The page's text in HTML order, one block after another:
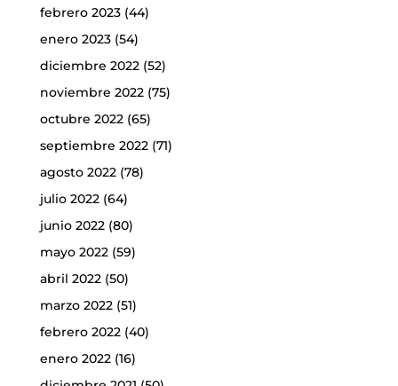
febrero 2023(44)
enero 2023(54)
diciembre 2022(52)
noviembre 2022(75)
octubre 2022(65)
septiembre 2022(71)
agosto 2022(78)
julio 2022(64)
junio 2022(80)
mayo 2022(59)
abril 2022(50)
marzo 2022(51)
febrero 2022(40)
enero 2022(16)